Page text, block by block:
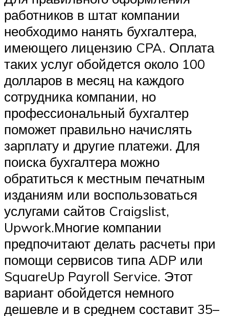
работников в штат компании
необходимо нанять бухгалтера,
имеющего лицензию CPA. Оплата
таких услуг обойдется около 100
долларов в месяц на каждого
сотрудника компании, но
профессиональный бухгалтер
поможет правильно начислять
зарплату и другие платежи. Для
поиска бухгалтера можно
обратиться к местным печатным
изданиям или воспользоваться
услугами сайтов Craigslist,
Upwork.Многие компании
предпочитают делать расчеты при
помощи сервисов типа ADP или
SquareUp Payroll Service. Этот
вариант обойдется немного
дешевле и в среднем составит 35–